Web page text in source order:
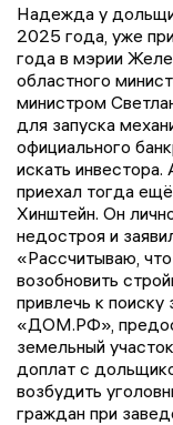
Надежда у
2025 года, уже
года в мэрии
областного
министром
для запуска
официального
искать
приехал тогда
Хинштейн. Он
недостроя и
«Рассчитываю,
возобновить
привлечь к
«ДОМ.РФ»,
земельный
доплат с
возбудить
граждан при